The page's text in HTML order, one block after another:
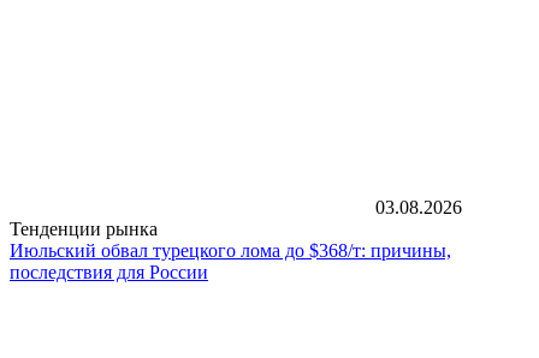
03.08.2026
Тенденции рынка
Июльский обвал турецкого лома до $368/т: причины,
последствия для России